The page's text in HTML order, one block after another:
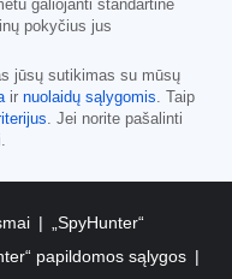
galiojanti standartinė
pokyčius jus
jūsų sutikimas su mūsų
ir nuolaidų sąlygomis. Taip
. Jei norite pašalinti
.
„SpyHunter“
papildomos sąlygos